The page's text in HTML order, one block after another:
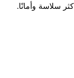
سلاسة وأمانًا.